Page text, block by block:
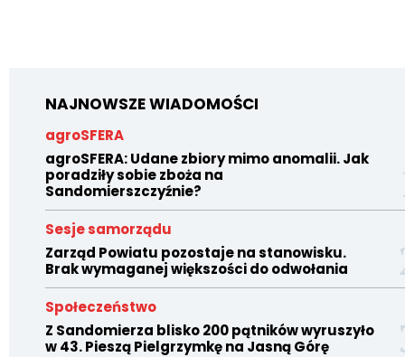
NAJNOWSZE WIADOMOŚCI
agroSFERA
agroSFERA: Udane zbiory mimo anomalii. Jak
poradziły sobie zboża na
Sandomierszczyźnie?
Sesje samorządu
Zarząd Powiatu pozostaje na stanowisku.
Brak wymaganej większości do odwołania
Społeczeństwo
Z Sandomierza blisko 200 pątników wyruszyło
w 43. Pieszą Pielgrzymkę na Jasną Górę